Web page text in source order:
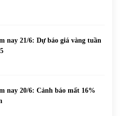
nay 21/6: Dự báo giá vàng tuần
nay 20/6: Cảnh báo mất 16%